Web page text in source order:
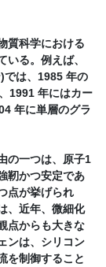
質科学における
いる。例えば、
では、1985 年の
1991 年にはカー
年に単層のグラ
の一つは、原子1
靭かつ安定であ
点が挙げられ
、近年、微細化
点からも大きな
ンは、シリコン
を制御すること